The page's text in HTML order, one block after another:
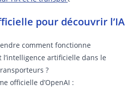
pour découvrir l’IA
comment fonctionne
l’intelligence artificielle dans le
?
officielle d’OpenAI :